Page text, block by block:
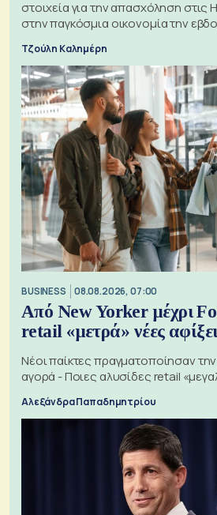
στοιχεία για την απασχόληση στις
στην παγκόσμια οικονομία την
Τζούλη Καλημέρη
BUSINESS 08.08.2026, 07:00
Από New Yorker μέχρι
retail «μετρά» νέες
Νέοι παίκτες πραγματοποίησαν
αγορά - Ποιες αλυσίδες retail
Αλεξάνδρα Παπαδημητρίου